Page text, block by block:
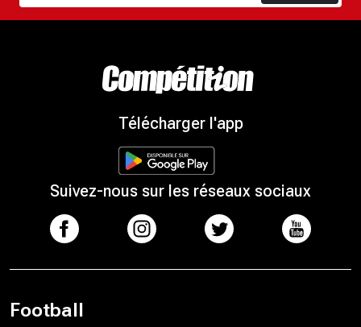
Télécharger l'app
Suivez-nous sur les réseaux sociaux
Football